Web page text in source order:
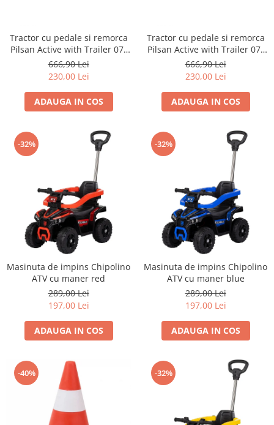
CASUTE SI CORTURI COPII
TROTINETE COPII
MAŞINUŢE DE ÎMPINS
BICICLETA FARA PEDALE
SPORT IN AER LIBER
VEHICULE
JOCURI DE ROL
BUCĂTĂRII ȘI ACCESORII
JUCĂRII MUZICALE
PĂPUȘI ȘI ACCESORII
DIVERSE
JOCURI DE SOCIETATE
CĂRUCIOARE 2 in 1
CĂRUCIOARE SPORT
MARSUPII SI HAMURI
TARCURI DE JOACA
Djeco
Eureka Kids
Fakopancs
Free & Easy
Goliath
Hubner
IQ Booster
JaBaDaBaDo
Jada Toys
Lego Duplo
Ludicus Games
Magni
Majorette
Marionette
Tractor cu pedale si remorca
Pilsan Active with Trailer 07-
316 green
666,90 Lei
230,00 Lei
ADAUGA IN COS
Tractor cu pedale si remorca
Pilsan Active with Trailer 07-
316 red
666,90 Lei
230,00 Lei
ADAUGA IN COS
-32%
Masinuta de impins Chipolino
ATV cu maner red
289,00 Lei
197,00 Lei
ADAUGA IN COS
-32%
Masinuta de impins Chipolino
ATV cu maner blue
289,00 Lei
197,00 Lei
ADAUGA IN COS
-40% -32%